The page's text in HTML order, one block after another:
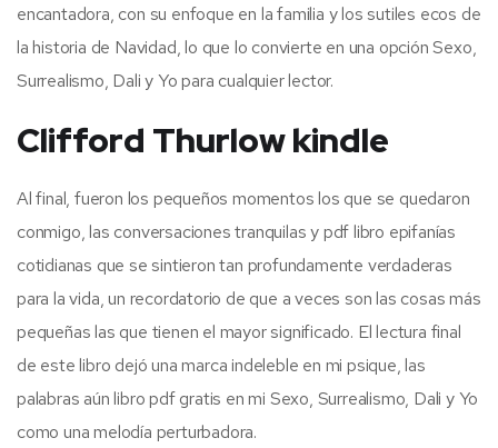
encantadora, con su enfoque en la familia y los sutiles ecos de
la historia de Navidad, lo que lo convierte en una opción Sexo,
Surrealismo, Dali y Yo para cualquier lector.
Clifford Thurlow kindle
Al final, fueron los pequeños momentos los que se quedaron
conmigo, las conversaciones tranquilas y pdf libro epifanías
cotidianas que se sintieron tan profundamente verdaderas
para la vida, un recordatorio de que a veces son las cosas más
pequeñas las que tienen el mayor significado. El lectura final
de este libro dejó una marca indeleble en mi psique, las
palabras aún libro pdf gratis en mi Sexo, Surrealismo, Dali y Yo
como una melodía perturbadora.